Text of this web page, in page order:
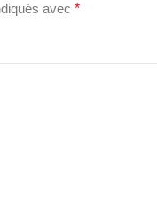
avec *